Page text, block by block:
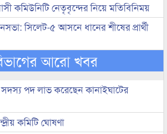
কমিউনিটি নেতৃবৃন্দের নিয়ে মতিবিনিময়
সিলেট-৫ আসনে ধানের শীষের প্রার্থী
আরো খবর
সদস্য পদ লাভ করেছেন কানাইঘাটের
কমিটি ঘোষণা